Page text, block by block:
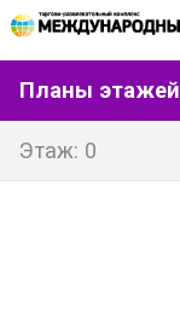
Планы этажей
Этаж: 0